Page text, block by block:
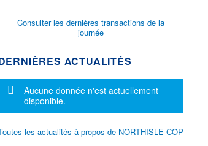
Consulter les dernières transactions de la
journée
ACTUALITÉS
Message d'information
Aucune donnée n'est actuellement
disponible.
les actualités à propos de NORTHISLE COP